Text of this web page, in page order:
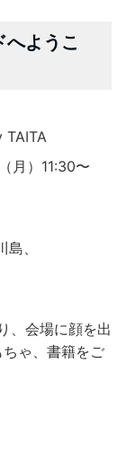
へようこ
TAITA
月）11:30〜
、
、会場に顔を出
ゃ、書籍をご